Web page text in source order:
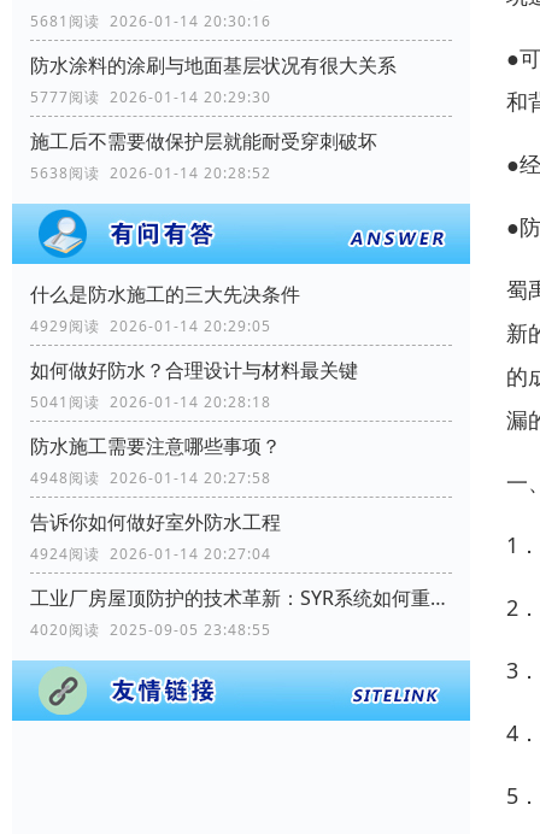
5681阅读 2026-01-14 20:30:16
防水涂料的涂刷与地面基层状况有很大关系
5777阅读 2026-01-14 20:29:30
施工后不需要做保护层就能耐受穿刺破坏
5638阅读 2026-01-14 20:28:52
什么是防水施工的三大先决条件
4929阅读 2026-01-14 20:29:05
如何做好防水？合理设计与材料最关键
5041阅读 2026-01-14 20:28:18
防水施工需要注意哪些事项？
4948阅读 2026-01-14 20:27:58
告诉你如何做好室外防水工程
4924阅读 2026-01-14 20:27:04
工业厂房屋顶防护的技术革新：SYR系统如何重塑行业标准
4020阅读 2025-09-05 23:48:55
●
和
●
●
蜀
新
的
漏
一
1
2
3
4
5